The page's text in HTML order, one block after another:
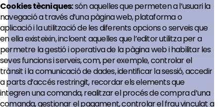
Cookies tècniques:són aquelles que permeten a l’usuari la
navegació a través d’una pàgina web, plataforma o
aplicació i la utilització de les diferents opcions o serveis que
en ella existeixin, incloent aquelles que l’editor utilitza per a
permetre la gestió i operativa de la pàgina web i habilitar les
seves funcions i serveis, com, per exemple, controlar el
trànsit i la comunicació de dades, identificar la sessió, accedir
a parts d’accés restringit, recordar els elements que
integren una comanda, realitzar el procés de compra d’una
comanda, gestionar el pagament, controlar el frau vinculat a